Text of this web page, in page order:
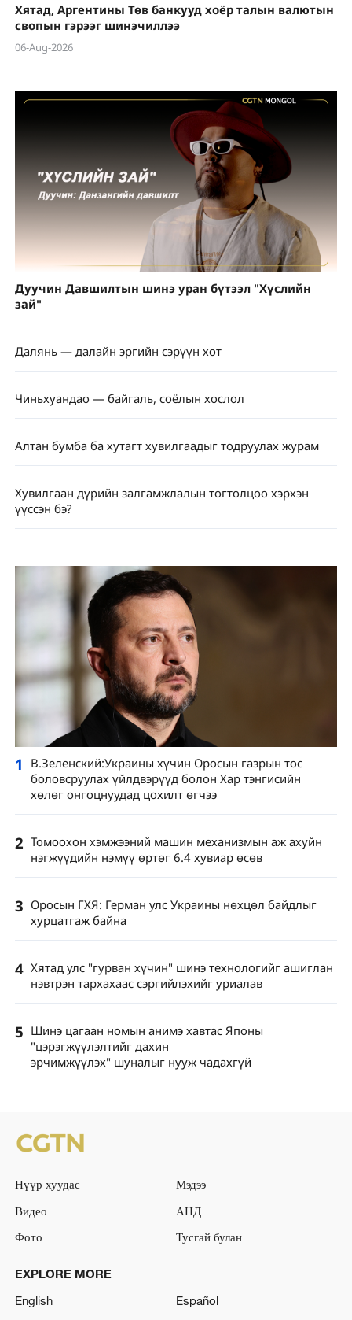
Хятад, Аргентины Төв банкууд хоёр талын валютын
свопын гэрээг шинэчиллээ
06-Aug-2026
Дуучин Давшилтын шинэ уран бүтээл "Хүслийн
зай"
Далянь — далайн эргийн сэрүүн хот
Чиньхуандао — байгаль, соёлын хослол
Алтан бумба ба хутагт хувилгаадыг тодруулах журам
Хувилгаан дүрийн залгамжлалын тогтолцоо хэрхэн
үүссэн бэ?
1
В.Зеленский:Украины хүчин Оросын газрын тос
боловсруулах үйлдвэрүүд болон Хар тэнгисийн
хөлөг онгоцнуудад цохилт өгчээ
2 Томоохон хэмжээний машин механизмын аж ахуйн
нэгжүүдийн нэмүү өртөг 6.4 хувиар өсөв
3 Оросын ГХЯ: Герман улс Украины нөхцөл байдлыг
хурцатгаж байна
4 Хятад улс "гурван хүчин" шинэ технологийг ашиглан
нэвтрэн тархахаас сэргийлэхийг уриалав
5 Шинэ цагаан номын анимэ хавтас Японы
"цэрэгжүүлэлтийг дахин
эрчимжүүлэх" шуналыг нууж чадахгүй
Нүүр хуудас
Мэдээ
Видео
АНД
Фото
Тусгай булан
EXPLORE MORE
English
Español